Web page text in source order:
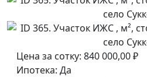
Цена за сотку: 840 000,00 ₽
Ипотека: Да